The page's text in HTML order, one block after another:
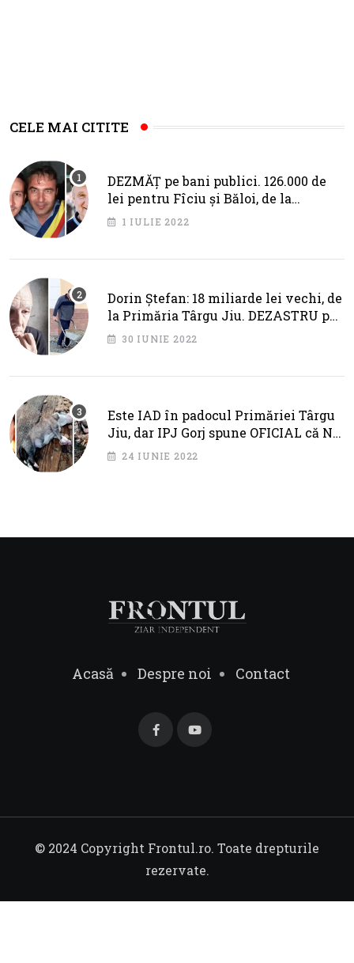
CELE MAI CITITE
DEZMĂȚ pe bani publici. 126.000 de
lei pentru Fîciu și Băloi, de la
primarul Cotojman
1 IULIE 2022
Dorin Ștefan: 18 miliarde lei vechi, de
la Primăria Târgu Jiu. DEZASTRU pe
AXA BRÂNCUȘI
30 IUNIE 2022
Este IAD în padocul Primăriei Târgu
Jiu, dar IPJ Gorj spune OFICIAL că NU
SUNT PROBLEME!
24 IUNIE 2022
Acasă Despre noi Contact
© 2024 Copyright Frontul.ro. Toate drepturile
rezervate.